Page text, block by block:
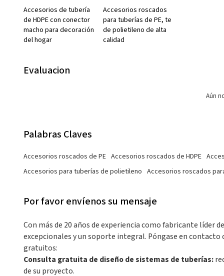
Accesorios de tubería
de HDPE con conector
macho para decoración
del hogar
Accesorios roscados
para tuberías de PE, te
de polietileno de alta
calidad
Evaluacion
Aún
Palabras Claves
Accesorios roscados de PE Accesorios roscados de HDPE
Accesorios para tuberías de polietileno Accesorios roscados
Por favor envíenos su mensaje
Con más de 20 años de experiencia como fabricante líder
excepcionales y un soporte integral. Póngase en
gratuitos:
Consulta gratuita de diseño de sistemas de tuberías:
de su proyecto.